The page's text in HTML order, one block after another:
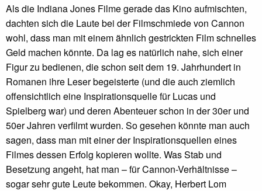
Als die Indiana Jones Filme gerade das Kino aufmischten,
dachten sich die Laute bei der Filmschmiede von Cannon
wohl, dass man mit einem ähnlich gestrickten Film schnelles
Geld machen könnte. Da lag es natürlich nahe, sich einer
Figur zu bedienen, die schon seit dem 19. Jahrhundert in
Romanen ihre Leser begeisterte (und die auch ziemlich
offensichtlich eine Inspirationsquelle für Lucas und
Spielberg war) und deren Abenteuer schon in der 30er und
50er Jahren verfilmt wurden. So gesehen könnte man auch
sagen, dass man mit einer der Inspirationsquellen eines
Filmes dessen Erfolg kopieren wollte. Was Stab und
Besetzung angeht, hat man – für Cannon-Verhältnisse –
sogar sehr gute Leute bekommen. Okay, Herbert Lom